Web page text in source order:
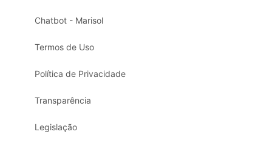
Chatbot - Marisol
Termos de Uso
Política de Privacidade
Transparência
Legislação